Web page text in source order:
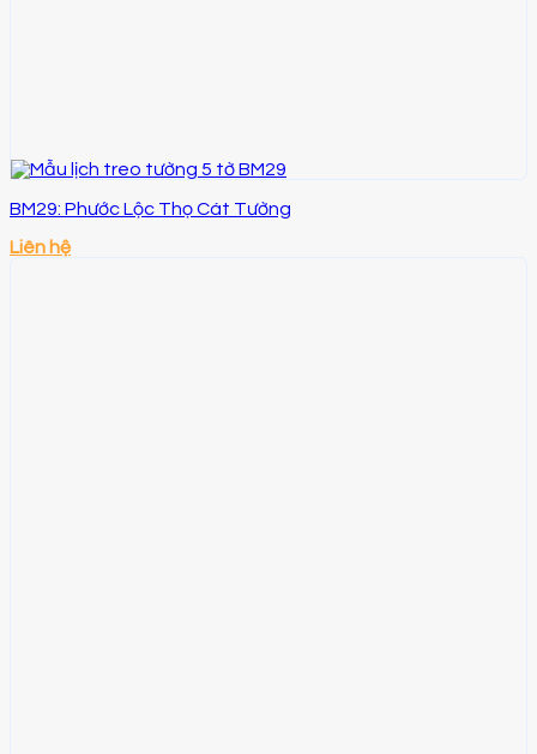
BM29: Phước Lộc Thọ Cát Tường
Liên hệ